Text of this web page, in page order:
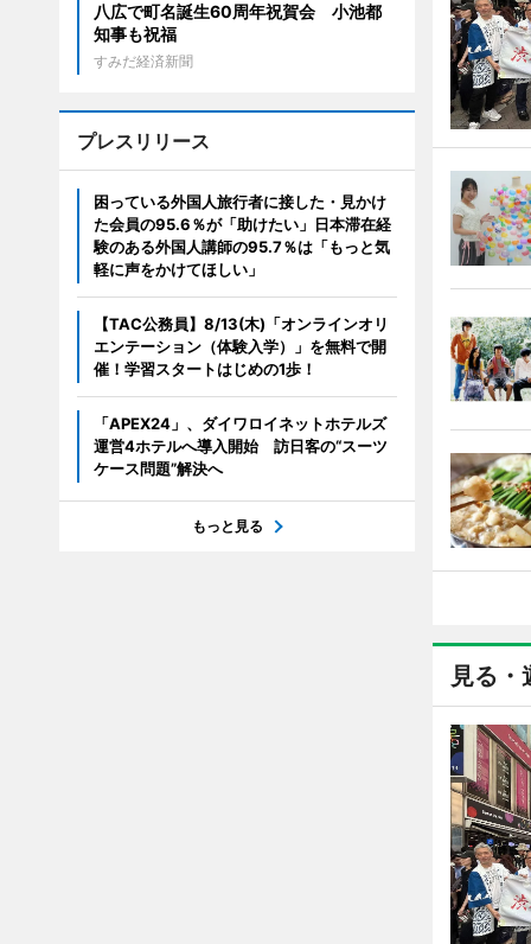
見る・
八広で町名誕生60周年祝賀会 小池都
知事も祝福
すみだ経済新聞
プレスリリース
困っている外国人旅行者に接した・見かけ
た会員の95.6％が「助けたい」日本滞在経
験のある外国人講師の95.7％は「もっと気
軽に声をかけてほしい」
【TAC公務員】8/13(木)「オンラインオリ
エンテーション（体験入学）」を無料で開
催！学習スタートはじめの1歩！
「APEX24」、ダイワロイネットホテルズ
運営4ホテルへ導入開始 訪日客の“スーツ
ケース問題”解決へ
もっと見る